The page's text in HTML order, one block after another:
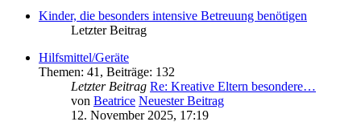
Kinder, die besonders intensive Betreuung benötigen
Letzter Beitrag
Hilfsmittel/Geräte
Themen: 41 , Beiträge: 132
Letzter Beitrag Re: Kreative Eltern besondere…
von Beatrice Neuester Beitrag
12. November 2025, 17:19